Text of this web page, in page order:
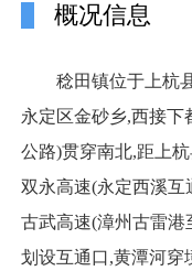
概况信息
稔田镇位于上杭县
永定区金砂乡,西接下
公路)贯穿南北,距上
双永高速(永定西溪互
古武高速(漳州古雷
划设互通口,黄潭河穿